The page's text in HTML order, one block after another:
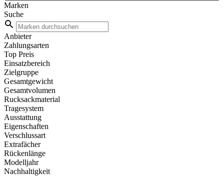
Marken
Suche
Anbieter
Zahlungsarten
Top Preis
Einsatzbereich
Zielgruppe
Gesamtgewicht
Gesamtvolumen
Rucksackmaterial
Tragesystem
Ausstattung
Eigenschaften
Verschlussart
Extrafächer
Rückenlänge
Modelljahr
Nachhaltigkeit